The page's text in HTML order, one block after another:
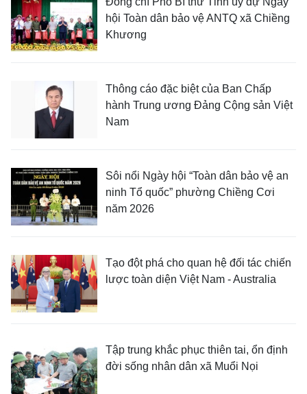
hội Toàn dân bảo vệ ANTQ xã Chiềng
Khương
Thông cáo đặc biệt của Ban Chấp
hành Trung ương Đảng Cộng sản Việt
Nam
Sôi nổi Ngày hội “Toàn dân bảo vệ an
ninh Tổ quốc” phường Chiềng Cơi
năm 2026
Tạo đột phá cho quan hệ đối tác chiến
lược toàn diện Việt Nam - Australia
Tập trung khắc phục thiên tai, ổn định
đời sống nhân dân xã Muổi Nọi